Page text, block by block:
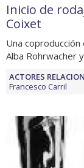
Inicio de
Coixet
Una
Alba Rohrwacher
ACTORES
Francesco Carril